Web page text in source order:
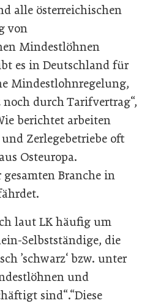
alle österreichischen
von
Mindestlöhnen
es in Deutschland für
Mindestlohnregelung,
noch durch Tarifvertrag“,
berichtet arbeiten
Zerlegebetriebe oft
Osteuropa.
Branche in
laut LK häufig um
Selbstständige, die
’schwarz‘ bzw. unter
und
sind“.“Diese